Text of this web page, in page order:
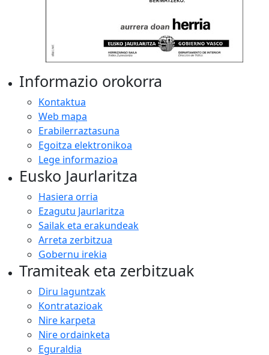
Informazio orokorra
Kontaktua
Web mapa
Erabilerraztasuna
Egoitza elektronikoa
Lege informazioa
Eusko Jaurlaritza
Hasiera orria
Ezagutu Jaurlaritza
Sailak eta erakundeak
Arreta zerbitzua
Gobernu irekia
Tramiteak eta zerbitzuak
Diru laguntzak
Kontratazioak
Nire karpeta
Nire ordainketa
Eguraldia